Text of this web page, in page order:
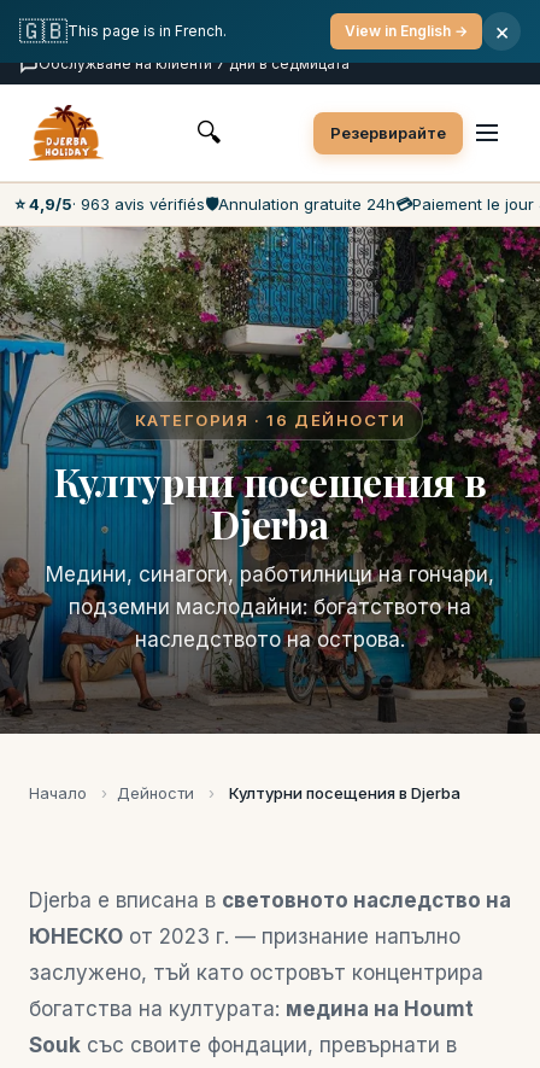
Безплатна отмяна
Плащане в деня на турнето
Най-ниски цени на пазара
Обслужване на клиенти 7 дни в седмицата
🔍 Резервирайте
⭐ 4,9/5· 963 avis vérifiés🛡️Annulation gratuite 24h💳Paiement le jour
КАТЕГОРИЯ · 16 ДЕЙНОСТИ
Културни посещения в
Djerba
Медини, синагоги, работилници на гончари,
подземни маслодайни: богатството на
наследството на острова.
Начало › Дейности › Културни посещения в Djerba
Djerba е вписана в световното наследство на
ЮНЕСКО от 2023 г. — признание напълно
заслужено, тъй като островът концентрира
богатства на културата: медина на Houmt
Souk със своите фондации, превърнати в
🇬🇧This page is in French. View in English → ×